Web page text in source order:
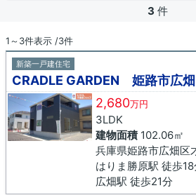
3 件
1～3件表示 /3件
新築一戸建住宅
CRADLE GARDEN 姫路市広
2,680万円
3LDK
建物面積102.06㎡
兵庫県姫路市広畑区
はりま勝原駅 徒歩18
広畑駅 徒歩21分